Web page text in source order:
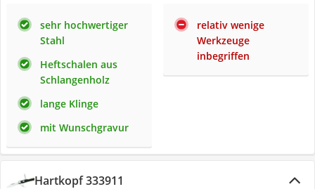
sehr hochwertiger
Stahl
Heftschalen aus
Schlangenholz
lange Klinge
mit Wunschgravur
relativ wenige
Werkzeuge
inbegriffen
Hartkopf 333911